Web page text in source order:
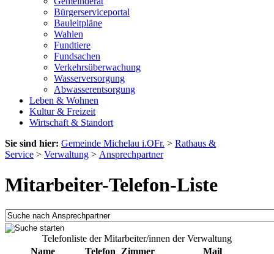
Bürgerserviceportal
Bauleitpläne
Wahlen
Fundtiere
Fundsachen
Verkehrsüberwachung
Wasserversorgung
Abwasserentsorgung
Leben & Wohnen
Kultur & Freizeit
Wirtschaft & Standort
Sie sind hier: Gemeinde Michelau i.OFr. > Rathaus &
Service > Verwaltung > Ansprechpartner
Mitarbeiter-Telefon-Liste
Telefonliste der Mitarbeiter/innen der Verwaltung
Name
Telefon Zimmer Mail